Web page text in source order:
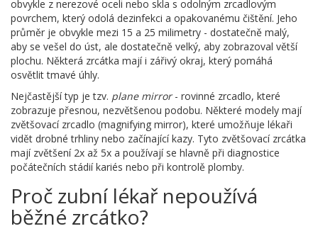
obvykle z nerezové oceli nebo skla s odolným zrcadlovým
povrchem, který odolá dezinfekci a opakovanému čištění. Jeho
průměr je obvykle mezi 15 a 25 milimetry - dostatečně malý,
aby se vešel do úst, ale dostatečně velký, aby zobrazoval větší
plochu. Některá zrcátka mají i zářivý okraj, který pomáhá
osvětlit tmavé úhly.
Nejčastější typ je tzv. plane mirror- rovinné zrcadlo, které
zobrazuje přesnou, nezvětšenou podobu. Některé modely mají
zvětšovací zrcadlo (magnifying mirror), které umožňuje lékaři
vidět drobné trhliny nebo začínající kazy. Tyto zvětšovací zrcátka
mají zvětšení 2x až 5x a používají se hlavně při diagnostice
počátečních stádií kariés nebo při kontrolě plomby.
Proč zubní lékař nepoužívá
běžné zrcátko?